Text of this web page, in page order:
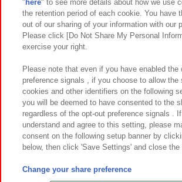
関連会社 サステナビリティ サイ
プライバシーポリシー ウェブアクセシビリテ
お取引先さまとともに
カスタマーハラスメント対応方針 よくあるご質
©Bandai Namco Amusement Inc.
©Bandai Namco Amusement Lab Inc.
" here" to see more details about how we use
the retention period of each cookie. You have
out of our sharing of your information with our
Please click [Do Not Share My Personal
exercise your right.
Please note that even if you have enabled the
preference signals , if you choose to allow the
cookies and other identifiers on the following
you will be deemed to have consented to the
regardless of the opt-out preference signals .
understand and agree to this setting, please
consent on the following setup banner by
below, then click 'Save Settings' and close the
Change your share preference